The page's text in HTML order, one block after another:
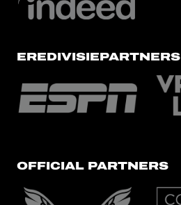
EREDIVISIEPARTNERS
OFFICIAL PARTNERS